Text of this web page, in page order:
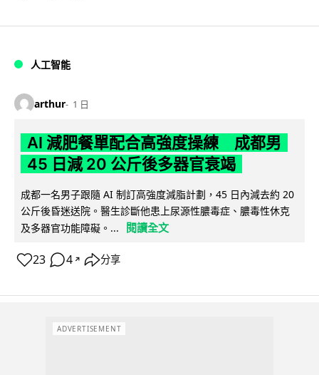
人工智能
arthur 1 日
AI 減肥餐單配合高強度操練 成都男
45 日減 20 公斤後多器官衰竭
成都一名男子跟隨 AI 制訂高強度減脂計劃，45 日內減去約 20
公斤後昏迷送院。醫生診斷他患上尿源性膿毒症、膿毒性休克
及多器官功能障礙。...
閱讀全文
23 4 ↗ 分享
ADVERTISEMENT